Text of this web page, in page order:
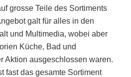
grosse Teile des Sortiments
galt für alles in den
und Multimedia, wobei aber
Küche, Bad und
Aktion ausgeschlossen waren.
fast das gesamte Sortiment